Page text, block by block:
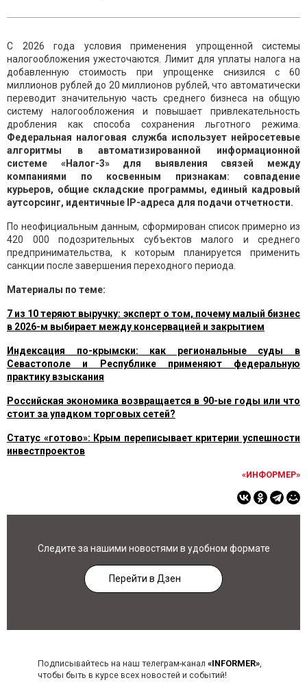
С 2026 года условия применения упрощенной системы
налогообложения ужесточаются. Лимит для уплаты налога на
добавленную стоимость при упрощенке снизился с 60
миллионов рублей до 20 миллионов рублей, что автоматически
переводит значительную часть среднего бизнеса на общую
систему налогообложения и повышает привлекательность
дробления как способа сохранения льготного режима.
Федеральная налоговая служба использует нейросетевые
алгоритмы в автоматизированной информационной
системе «Налог-3» для выявления связей между
компаниями по косвенным признакам: совпадение
курьеров, общие складские программы, единый кадровый
аутсорсинг, идентичные IP-адреса для подачи отчетности.
По неофициальным данным, сформирован список примерно из
420 000 подозрительных субъектов малого и среднего
предпринимательства, к которым планируется применить
санкции после завершения переходного периода.
Материалы по теме:
7 из 10 теряют выручку: эксперт о том, почему малый бизнес
в 2026-м выбирает между консервацией и закрытием
Индексация по-крымски: как региональные суды в
Севастополе и Республике применяют федеральную
практику взыскания
Российская экономика возвращается в 90-ые годы или что
стоит за упадком торговых сетей?
Статус «готово»: Крым переписывает критерии успешности
инвестпроектов
«ИНФОРМЕР»
Следите за нашими новостями в удобном формате
Перейти в Дзен
Подписывайтесь на наш телеграм-канал «INFORMER»,
чтобы быть в курсе всех новостей и событий!